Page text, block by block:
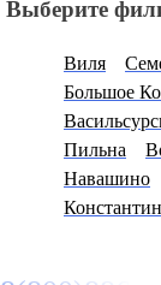
Выберите
Виля
Большое
Пильна
Навашино